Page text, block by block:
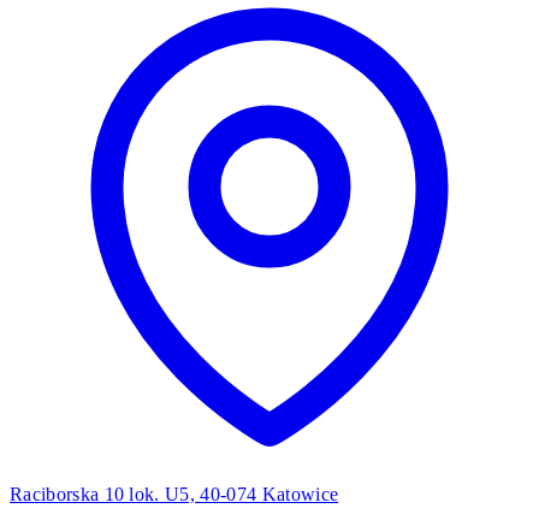
Raciborska 10 lok. U5, 40-074 Katowice